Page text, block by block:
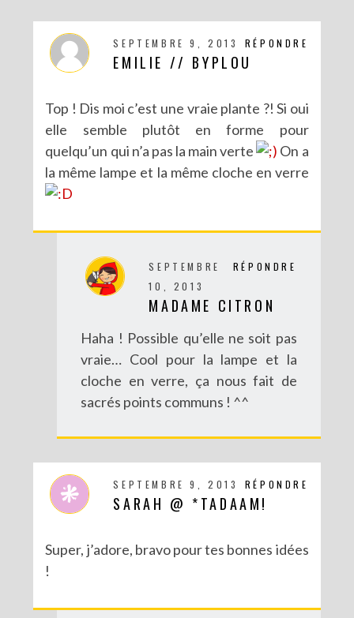
RÉPONDRE
SEPTEMBRE 9, 2013
EMILIE // BYPLOU
Top ! Dis moi c’est une vraie plante ?! Si oui
elle semble plutôt en forme pour
quelqu’un qui n’a pas la main verte
On a
la même lampe et la même cloche en verre
RÉPONDRE
SEPTEMBRE
10, 2013
MADAME CITRON
Haha ! Possible qu’elle ne soit pas
vraie… Cool pour la lampe et la
cloche en verre, ça nous fait de
sacrés points communs ! ^^
RÉPONDRE
SEPTEMBRE 9, 2013
SARAH @ *TADAAM!
Super, j’adore, bravo pour tes bonnes idées
!